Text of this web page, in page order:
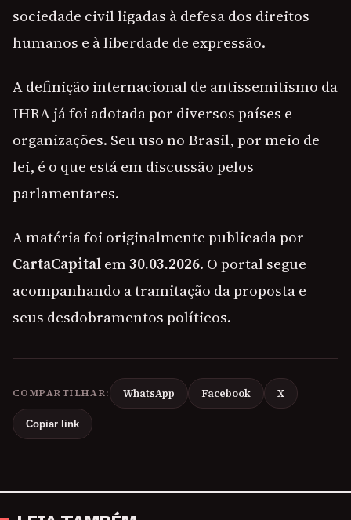
sociedade civil ligadas à defesa dos direitos
humanos e à liberdade de expressão.
A definição internacional de antissemitismo da
IHRA já foi adotada por diversos países e
organizações. Seu uso no Brasil, por meio de
lei, é o que está em discussão pelos
parlamentares.
A matéria foi originalmente publicada por
CartaCapitalem30.03.2026. O portal segue
acompanhando a tramitação da proposta e
seus desdobramentos políticos.
COMPARTILHAR: WhatsApp Facebook X
Copiar link